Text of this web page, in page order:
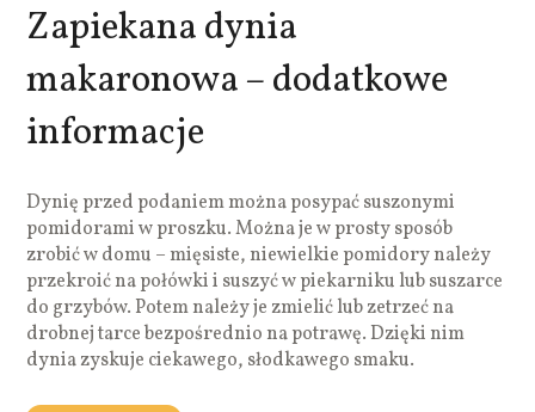
Zapiekana dynia
makaronowa – dodatkowe
informacje
Dynię przed podaniem można posypać suszonymi
pomidorami w proszku. Można je w prosty sposób
zrobić w domu – mięsiste, niewielkie pomidory należy
przekroić na połówki i suszyć w piekarniku lub suszarce
do grzybów. Potem należy je zmielić lub zetrzeć na
drobnej tarce bezpośrednio na potrawę. Dzięki nim
dynia zyskuje ciekawego, słodkawego smaku.